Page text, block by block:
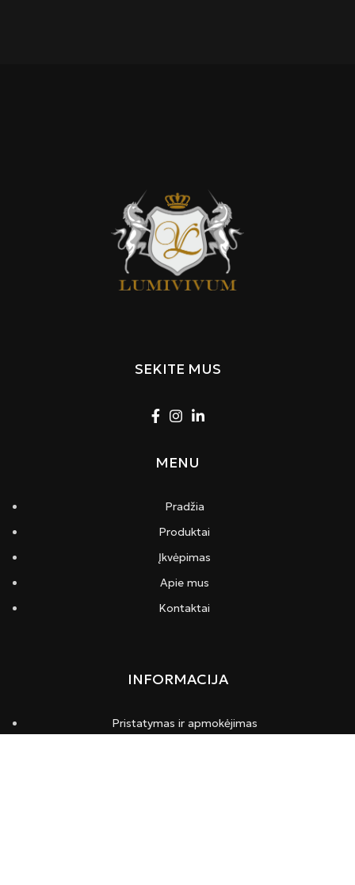
SEKITE MUS
MENU
Pradžia
Produktai
Įkvėpimas
Apie mus
Kontaktai
INFORMACIJA
Pristatymas ir apmokėjimas